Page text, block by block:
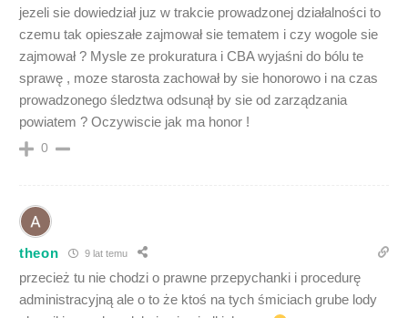
jezeli sie dowiedział juz w trakcie prowadzonej działalności to
czemu tak opieszałe zajmował sie tematem i czy wogole sie
zajmował ? Mysle ze prokuratura i CBA wyjaśni do bólu te
sprawę , moze starosta zachował by sie honorowo i na czas
prowadzonego śledztwa odsunął by sie od zarządzania
powiatem ? Oczywiscie jak ma honor !
0
theon 9 lat temu
przecież tu nie chodzi o prawne przepychanki i procedurę
administracyjną ale o to że ktoś na tych śmiciach grube lody